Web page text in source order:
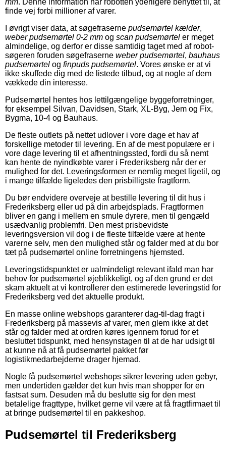
finde vej forbi millioner af varer.
I øvrigt viser data, at søgefraserne pudsemørtel kælder,
weber pudsemørtel 0-2 mm og scan pudsemørtel er meget
almindelige, og derfor er disse samtidig taget med af robot-
søgeren foruden søgefraserne weber pudsemørtel, bauhaus
pudsemørtel og finpuds pudsemørtel. Vores ønske er at vi
ikke skuffede dig med de listede tilbud, og at nogle af dem
vækkede din interesse.
Pudsemørtel hentes hos lettilgængelige byggeforretninger,
for eksempel Silvan, Davidsen, Stark, XL-Byg, Jem og Fix,
Bygma, 10-4 og Bauhaus.
De fleste outlets på nettet udlover i vore dage et hav af
forskellige metoder til levering. En af de mest populære er i
vore dage levering til et afhentningssted, fordi du så nemt
kan hente de nyindkøbte varer i Frederiksberg når der er
mulighed for det. Leveringsformen er nemlig meget ligetil, og
i mange tilfælde ligeledes den prisbilligste fragtform.
Du bør endvidere overveje at bestille levering til dit hus i
Frederiksberg eller ud på din arbejdsplads. Fragtformen
bliver en gang i mellem en smule dyrere, men til gengæld
usædvanlig problemfri. Den mest prisbevidste
leveringsversion vil dog i de fleste tilfælde være at hente
varerne selv, men den mulighed står og falder med at du bor
tæt på pudsemørtel online forretningens hjemsted.
Leveringstidspunktet er ualmindeligt relevant ifald man har
behov for pudsemørtel øjeblikkeligt, og af den grund er det
skam aktuelt at vi kontrollerer den estimerede leveringstid for
Frederiksberg ved det aktuelle produkt.
En masse online webshops garanterer dag-til-dag fragt i
Frederiksberg på massevis af varer, men glem ikke at det
står og falder med at ordren køres igennem forud for et
besluttet tidspunkt, med hensynstagen til at de har udsigt til
at kunne nå at få pudsemørtel pakket før
logistikmedarbejderne drager hjemad.
Nogle få pudsemørtel webshops sikrer levering uden gebyr,
men undertiden gælder det kun hvis man shopper for en
fastsat sum. Desuden må du beslutte sig for den mest
betalelige fragttype, hvilket gerne vil være at få fragtfirmaet til
at bringe pudsemørtel til en pakkeshop.
Pudsemørtel til Frederiksberg